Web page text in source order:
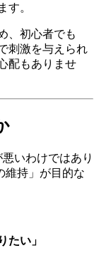
す。
、初心者でも
刺激を与えられ
配もありませ
いわけではあり
維持」が目的な
たい」